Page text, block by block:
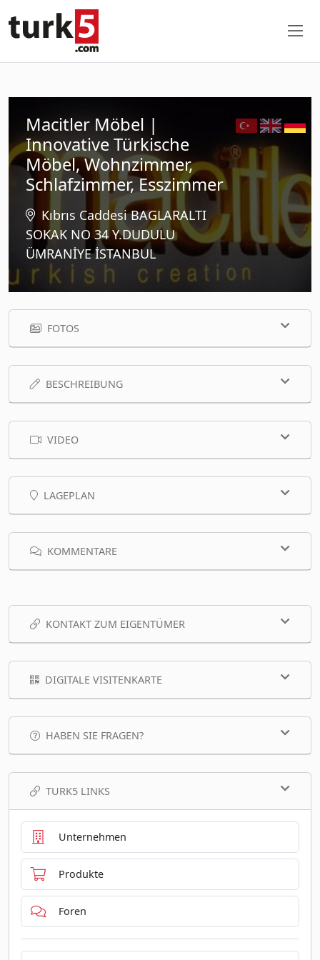
Macitler Möbel |
Innovative Türkische
Möbel, Wohnzimmer,
Schlafzimmer, Esszimmer
Kıbrıs Caddesi BAGLARALTI
SOKAK NO 34 Y.DUDULU
ÜMRANİYE İSTANBUL
FOTOS
BESCHREIBUNG
VIDEO
LAGEPLAN
KOMMENTARE
KONTAKT ZUM EIGENTÜMER
DIGITALE VISITENKARTE
HABEN SIE FRAGEN?
TURK5 LINKS
Unternehmen
Produkte
Foren